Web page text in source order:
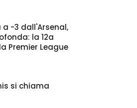
a -3 dall'Arsenal,
la 12a
Premier League
si chiama